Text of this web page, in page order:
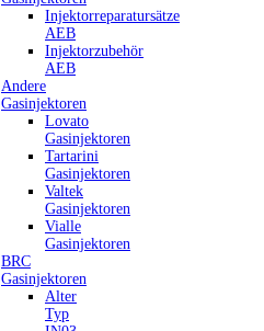
Injektorreparatursätze
AEB
Injektorzubehör
AEB
Andere
Gasinjektoren
Lovato
Gasinjektoren
Tartarini
Gasinjektoren
Valtek
Gasinjektoren
Vialle
Gasinjektoren
BRC
Gasinjektoren
Alter
Typ